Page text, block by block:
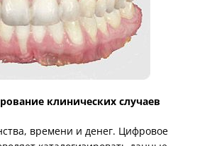
клинических случаев
времени и денег. Цифровое